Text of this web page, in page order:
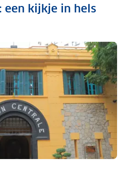
een kijkje in hels